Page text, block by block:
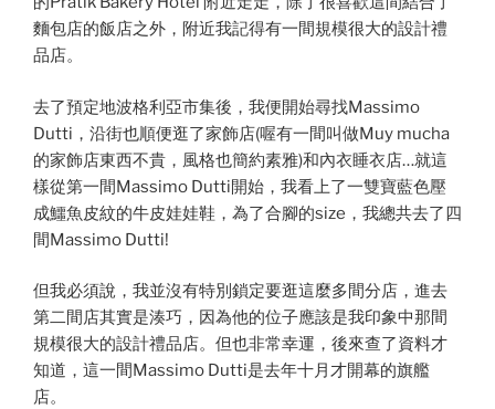
麵包店的飯店之外，附近我記得有一間規模很大的設計禮
品店。
去了預定地波格利亞市集後，我便開始尋找Massimo
Dutti，沿街也順便逛了家飾店(喔有一間叫做Muy mucha
的家飾店東西不貴，風格也簡約素雅)和內衣睡衣店…就這
樣從第一間Massimo Dutti開始，我看上了一雙寶藍色壓
成鱷魚皮紋的牛皮娃娃鞋，為了合腳的size，我總共去了四
間Massimo Dutti!
但我必須說，我並沒有特別鎖定要逛這麼多間分店，進去
第二間店其實是湊巧，因為他的位子應該是我印象中那間
規模很大的設計禮品店。但也非常幸運，後來查了資料才
知道，這一間Massimo Dutti是去年十月才開幕的旗艦
店。